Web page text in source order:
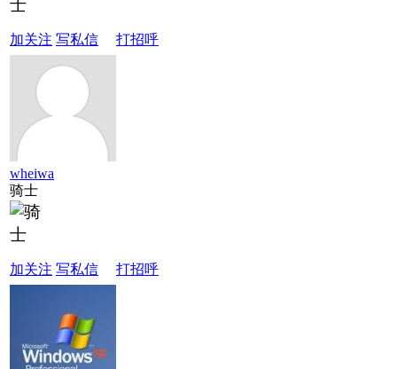
加关注 写私信 打招呼
wheiwa
骑士
加关注 写私信 打招呼